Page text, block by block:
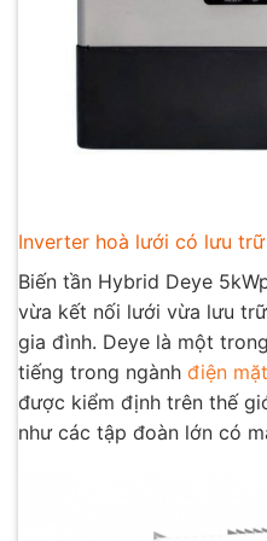
Inverter hoà lưới có lưu
Biến tần Hybrid Deye
vừa kết nối lưới vừa lưu
gia đình. Deye là một
tiếng trong ngành điện
được kiểm định trên thế
như các tập đoàn lớn có